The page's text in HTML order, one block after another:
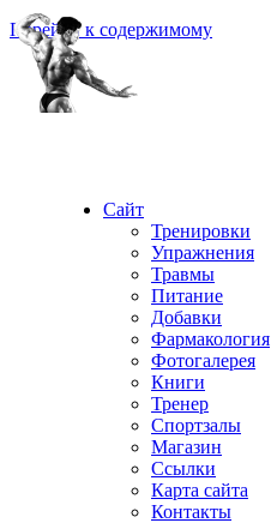
Перейти к содержимому
Сайт
Тренировки
Упражнения
Травмы
Питание
Добавки
Фармакология
Фотогалерея
Книги
Тренер
Спортзалы
Магазин
Ссылки
Карта сайта
Контакты